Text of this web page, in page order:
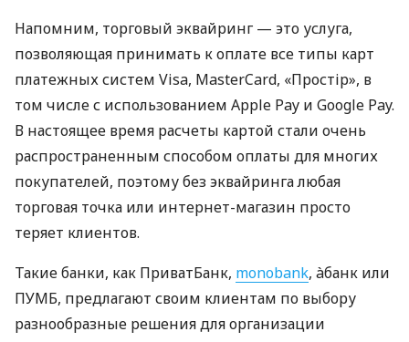
Напомним, торговый эквайринг — это услуга,
позволяющая принимать к оплате все типы карт
платежных систем Visa, MasterCard, «Простір», в
том числе с использованием Apple Pay и Google Pay.
В настоящее время расчеты картой стали очень
распространенным способом оплаты для многих
покупателей, поэтому без эквайринга любая
торговая точка или интернет-магазин просто
теряет клиентов.
Такие банки, как ПриватБанк, monobank, àбанк или
ПУМБ, предлагают своим клиентам по выбору
разнообразные решения для организации